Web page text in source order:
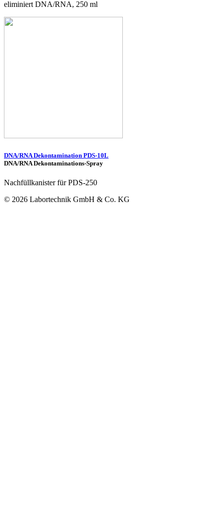
eliminiert DNA/RNA, 250 ml
DNA/RNA Dekontamination PDS-10L
DNA/RNA Dekontaminations-Spray
Nachfüllkanister für PDS-250
© 2026 Labortechnik GmbH & Co. KG